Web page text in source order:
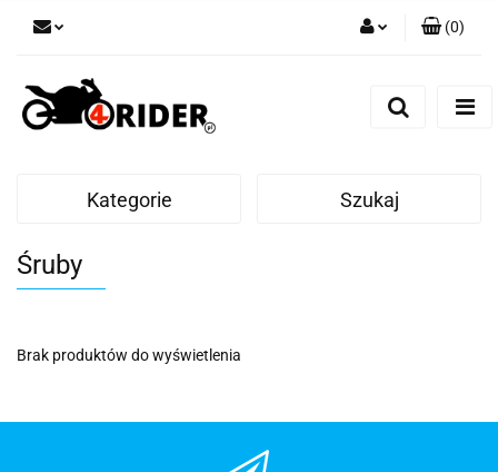
(0)
Kategorie Szukaj
Śruby
Brak produktów do wyświetlenia